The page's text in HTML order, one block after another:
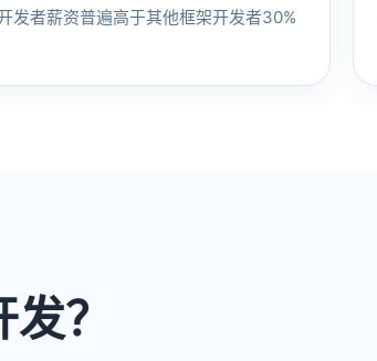
发者薪资普遍高于其他框架开发者30%
？